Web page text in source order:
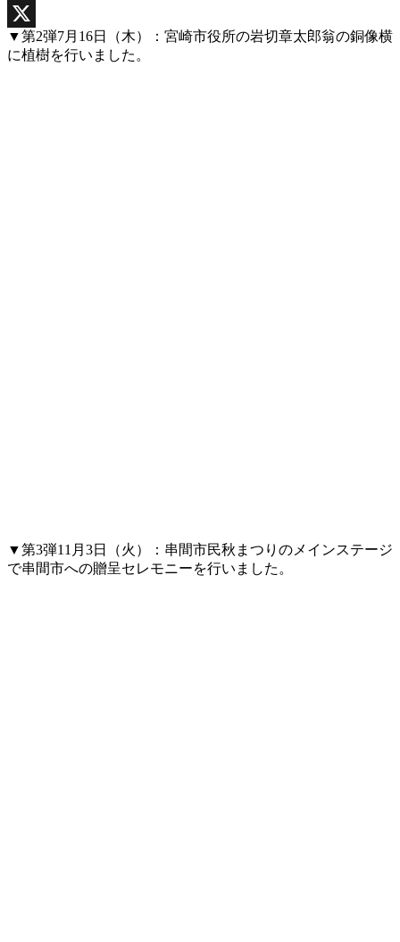
Facebook
X
▼第2弾7月16日（木）：宮崎市役所の岩切章太郎翁の銅像横
に植樹を行いました。
▼第3弾11月3日（火）：串間市民秋まつりのメインステージ
で串間市への贈呈セレモニーを行いました。